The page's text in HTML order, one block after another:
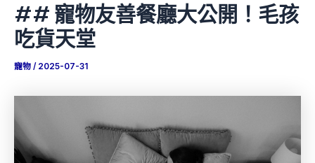
## 寵物友善餐廳大公開！毛孩
吃貨天堂
寵物 / 2025-07-31